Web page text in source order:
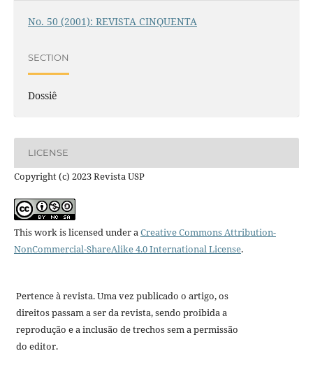
No. 50 (2001): REVISTA CINQUENTA
SECTION
Dossiê
LICENSE
Copyright (c) 2023 Revista USP
This work is licensed under aCreative Commons Attribution-
NonCommercial-ShareAlike 4.0 International License.
Pertence à revista. Uma vez publicado o artigo, os
direitos passam a ser da revista, sendo proibida a
reprodução e a inclusão de trechos sem a permissão
do editor.